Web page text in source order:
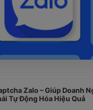
Zalo – Giúp Doanh
Tự Động Hóa Hiệu Quả